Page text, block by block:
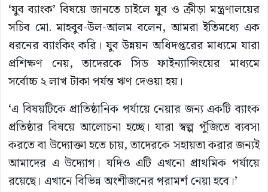
‘যুব ব্যাংক’ বিষয়ে জানতে চাইলে যুব ও ক্রীড়া মন্ত্রণালয়ের
সচিব মো. মাহবুব-উল-আলম বলেন, আমরা ইতিমধ্যে এক
ধরনের ব্যাংকিং করি। যুব উন্নয়ন অধিদপ্তরের মাধ্যমে যারা
প্রশিক্ষণ নেয়, তাদেরকে সিড ফাইন্যান্সিংয়ের মাধ্যমে
সর্বোচ্চ ২ লাখ টাকা পর্যন্ত ঋণ দেওয়া হয়।
‘এ বিষয়টিকে প্রাতিষ্ঠানিক পর্যায়ে নেয়ার জন্য একটি ব্যাংক
প্রতিষ্ঠার বিষয়ে আলোচনা হচ্ছে। যারা স্বল্প পুঁজিতে ব্যবসা
করতে বা উদ্যোক্তা হতে চায়, তাদেরকে সহায়তা করার জন্যই
আমাদের এ উদ্যোগ। যদিও এটি এখনো প্রাথমিক পর্যায়ে
রয়েছে। এখানে বিভিন্ন অংশীজনের পরামর্শ নেয়া হবে।’